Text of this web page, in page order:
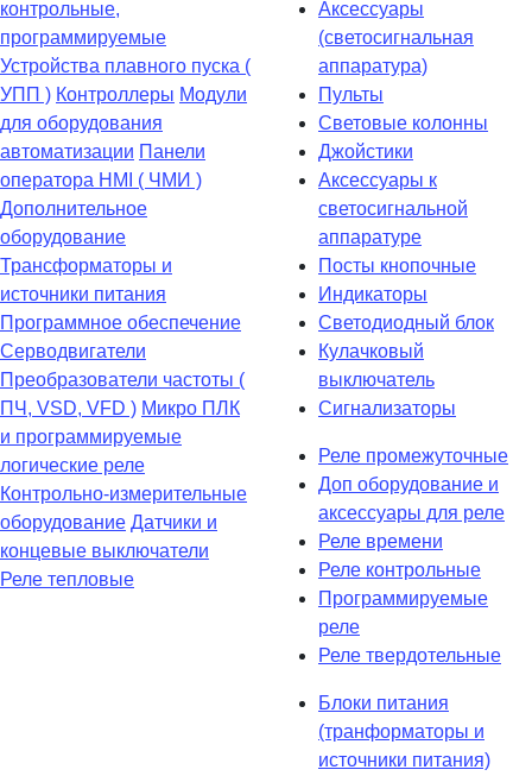
контрольные,
программируемые
Устройства плавного пуска (
УПП ) Контроллеры Модули
для оборудования
автоматизации Панели
оператора HMI ( ЧМИ )
Дополнительное
оборудование
Транcформаторы и
источники питания
Программное обеспечение
Серводвигатели
Преобразователи частоты (
ПЧ, VSD, VFD ) Микро ПЛК
и программируемые
логические реле
Контрольно-измерительные
оборудование Датчики и
концевые выключатели
Реле тепловые
Аксессуары
(светосигнальная
аппаратура)
Пульты
Световые колонны
Джойстики
Аксессуары к
светосигнальной
аппаратуре
Посты кнопочные
Индикаторы
Светодиодный блок
Кулачковый
выключатель
Сигнализаторы
Реле промежуточные
Доп оборудование и
аксессуары для реле
Реле времени
Реле контрольные
Программируемые
реле
Реле твердотельные
Блоки питания
(транформаторы и
источники питания)